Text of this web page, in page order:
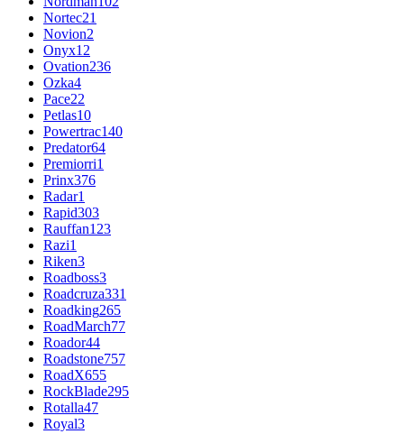
Nortec21
Novion2
Onyx12
Ovation236
Ozka4
Pace22
Petlas10
Powertrac140
Predator64
Premiorri1
Prinx376
Radar1
Rapid303
Rauffan123
Razi1
Riken3
Roadboss3
Roadcruza331
Roadking265
RoadMarch77
Roador44
Roadstone757
RoadX655
RockBlade295
Rotalla47
Royal3